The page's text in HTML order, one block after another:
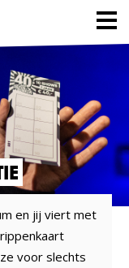
en jij viert met
voor slechts